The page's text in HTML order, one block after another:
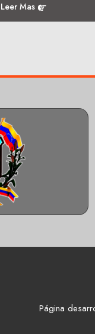
Leer Mas
Página